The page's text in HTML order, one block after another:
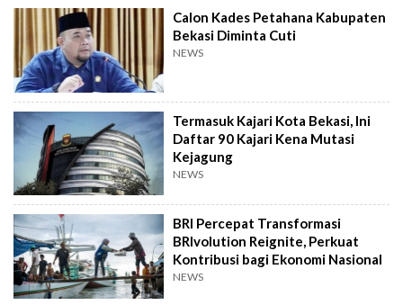
Calon Kades Petahana Kabupaten
Bekasi Diminta Cuti
NEWS
Termasuk Kajari Kota Bekasi, Ini
Daftar 90 Kajari Kena Mutasi
Kejagung
NEWS
BRI Percepat Transformasi
BRIvolution Reignite, Perkuat
Kontribusi bagi Ekonomi Nasional
NEWS